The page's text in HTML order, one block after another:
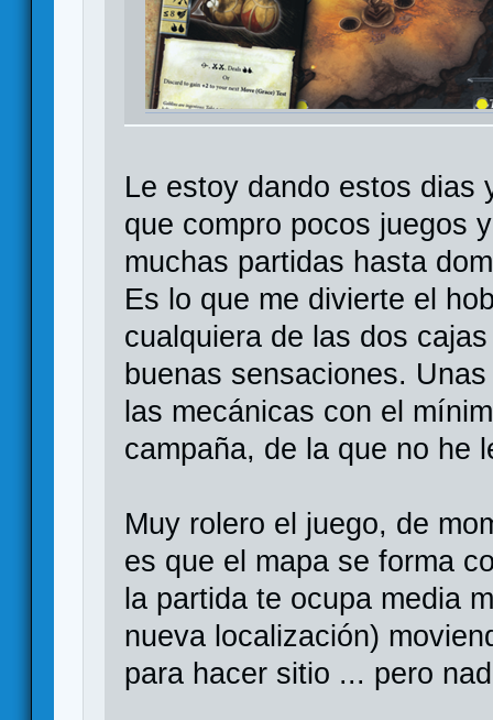
Le estoy dando estos dias
que compro pocos juegos
muchas partidas hasta
Es lo que me divierte el
cualquiera de las dos
buenas sensaciones.
las mecánicas con el
campaña, de la que no he
Muy rolero el juego, de
es que el mapa se forma
la partida te ocupa media
nueva localización)
para hacer sitio ... pero